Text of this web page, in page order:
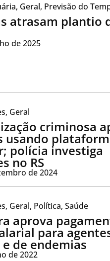
, Geral, Previsão do
atrasam plantio
de 2025
, Geral
criminosa
usando
polícia investiga
no RS
de 2024
, Geral, Política, Saúde
aprova
para
de endemias
de 2022